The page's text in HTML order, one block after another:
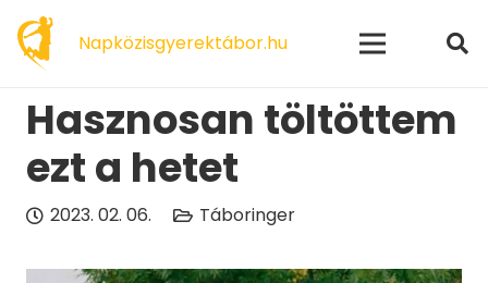
Napközisgyerektábor.hu
Hasznosan töltöttem
ezt a hetet
2023. 02. 06. Táboringer